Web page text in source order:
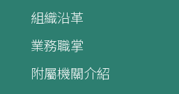
組織沿革
業務職掌
附屬機關介紹